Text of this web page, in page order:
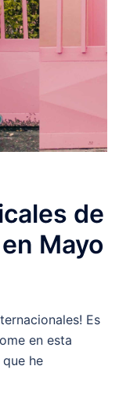
de
Mayo
Es
en esta
he